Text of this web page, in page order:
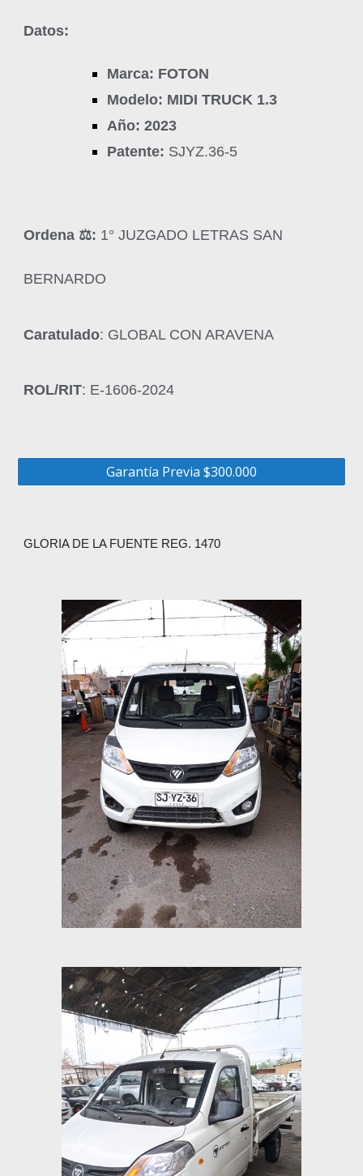
Datos:
Marca: FOTON
Modelo: MIDI TRUCK 1.3
Año: 2023
Patente: SJYZ.36-5
Ordena ‍⚖️: 1° JUZGADO LETRAS SAN
BERNARDO
Caratulado: GLOBAL CON ARAVENA
ROL/RIT: E-1606-2024
Garantía Previa $300.000
GLORIA DE LA FUENTE REG. 1470